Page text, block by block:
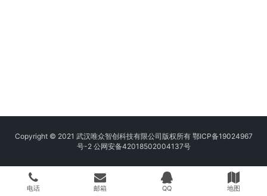
Copyright © 2021 武汉唯众智创科技有限公司版权所有 鄂ICP备19024967
号-2 公网安备42018502004137号
电话 邮箱 QQ 地图